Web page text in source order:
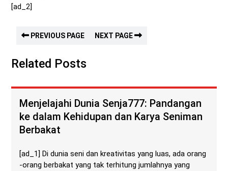
[ad_2]
PREVIOUS PAGE NEXT PAGE
Related Posts
Menjelajahi Dunia Senja777: Pandangan
ke dalam Kehidupan dan Karya Seniman
Berbakat
[ad_1] Di dunia seni dan kreativitas yang luas, ada orang
-orang berbakat yang tak terhitung jumlahnya yang